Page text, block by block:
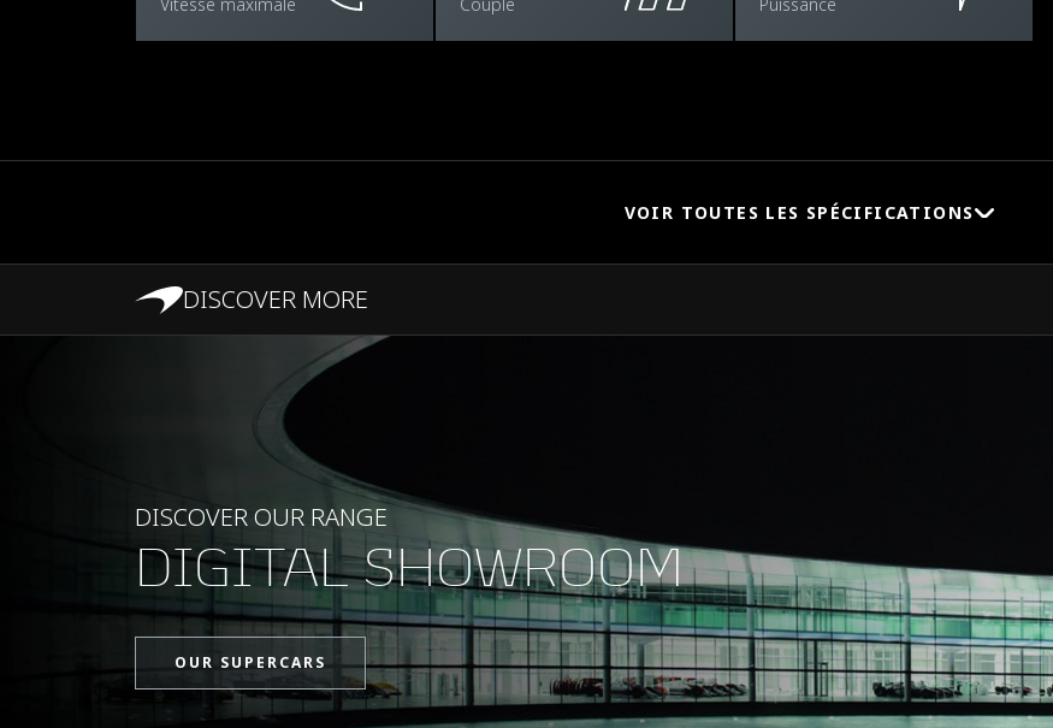
VOIR TOUTES LES SPÉCIFICATIONS
PERFORMANCES
0-200 km/h (124 mph)
Puissance maximale
DISCOVER MORE
DISCOVER OUR RANGE
DIGITAL SHOWROOM
OUR SUPERCARS